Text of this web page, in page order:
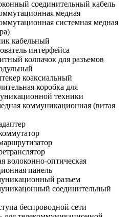
соединительный кабель
медная
системная медная
кабельный
интерфейса
колпачок для разъемов
коаксиальный
коробка для
техники
коммуникационная (витая
волоконно-оптическая
панель
разъем
соединительный
беспроводной сети